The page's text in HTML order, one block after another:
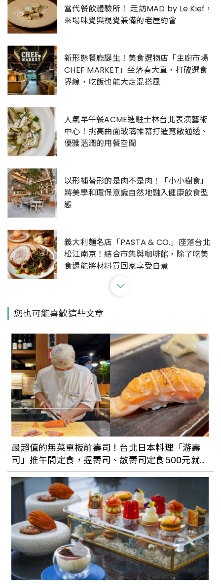
當代餐飲體驗所！ 走訪MAD by Le Kief，
來場味覺與視覺兼備的老屋約會
新形態餐廳誕生！美食選物店「主廚市場
CHEF MARKET」坐落春大直，打破選食
界線，吃飯也能大走混搭風
人氣早午餐ACME進駐士林台北表演藝術
中心！挑高曲面玻璃帷幕打造寬敞通透、
優雅溫潤的用餐空間
以形補替形的是肉不是肉！「小小樹食」
將美學和環保意識自然地融入健康飲食型
態
義大利麵名店「PASTA & CO.」座落台北
松江南京！結合市集與咖啡館，除了吃美
食還能將材料買回家享受自煮
有「鰻料理江戶川」不用飛日本再+1！日
本京都鰻魚專賣海外首店就在台北中山區
台北民生社區精緻法餐「SENS」新開幕！
從品牌識別展現美味內涵，讓好吃的食物
從味覺拓展至五感體驗
重新定義Buffet！台北日式吃到飽餐廳
「NAGOMI 和食饗宴」新開幕，揉合日本
女將文化，讓吃飯講究不將就
把看的展覽變成吃的藝術！The Seedin
Lab《我吃了一個展覽》6月開始將餐飲結
合藝術，打造全新沉浸式飲食饗宴
景美地區大家熟悉的老字號台菜餐廳「義
興樓」，帶你回到歌舞昇平的 30 年代，
品嚐得到道地酒家功夫菜
您也可能喜歡這些文章
最超值的無菜單板前壽司！台北日本料理「游壽
司」推午間定食，握壽司、散壽司定食500元就
能品嚐